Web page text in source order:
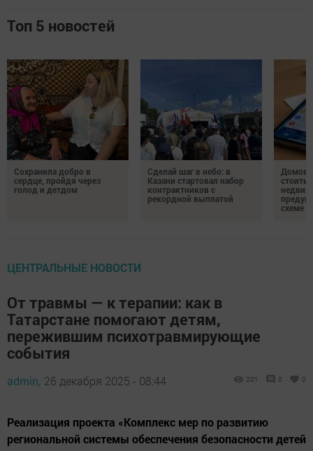
Топ 5 новостей
Сохранила добро в
сердце, пройдя через
голод и детдом
Сделай шаг в небо: в
Казани стартовал набор
контрактников с
рекордной выплатой
стоить
схеме
ЦЕНТРАЛЬНЫЕ НОВОСТИ
От травмы — к терапии: как в
Татарстане помогают детям,
пережившим психотравмирующие
события
admin, 26 декабря 2025 - 08:44 201 0 0
Реализация проекта «Комплекс мер по развитию
региональной системы обеспечения безопасности детей